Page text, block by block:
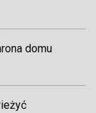
domu